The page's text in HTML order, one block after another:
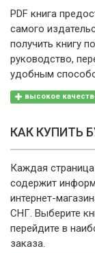
PDF книга
самого
получить книгу
руководство,
удобным
высокое
КАК КУПИТЬ
Каждая страница
содержит
интернет-
СНГ. Выберите
перейдите в
заказа.